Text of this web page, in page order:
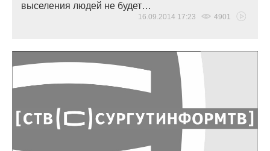
выселения людей не будет…
16.09.2014 17:23 4901